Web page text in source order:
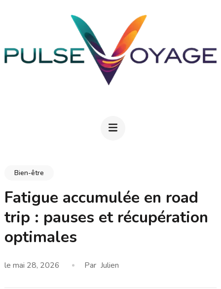
(Pressez
Bien-être
Fatigue accumulée en road
trip : pauses et récupération
optimales
le mai 28, 2026 Par Julien